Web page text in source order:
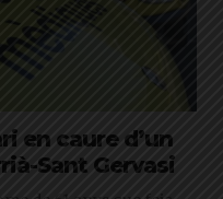
en caure d’un
Sant Gervasi